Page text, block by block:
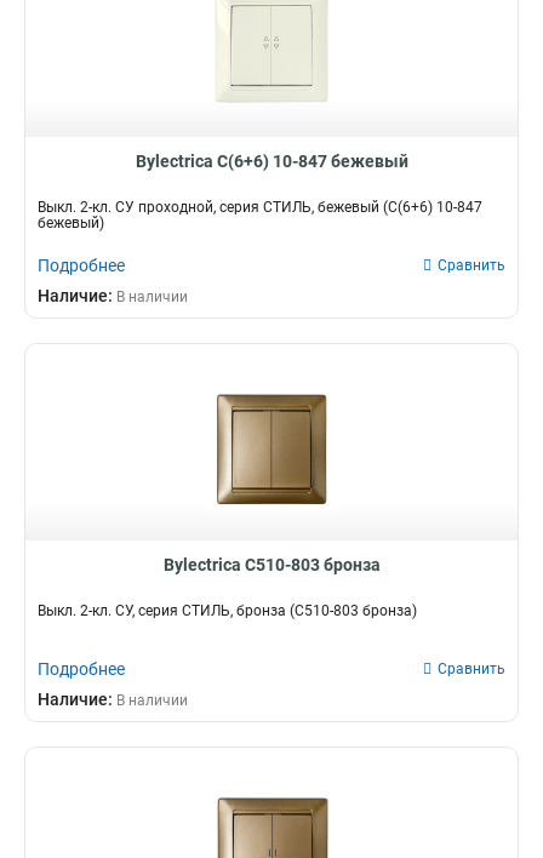
Bylectrica С(6+6) 10-847 бежевый
Выкл. 2-кл. СУ проходной, серия СТИЛЬ, бежевый (С(6+6) 10-847
бежевый)
Подробнее Сравнить
Наличие: В наличии
Bylectrica С510-803 бронза
Выкл. 2-кл. СУ, серия СТИЛЬ, бронза (С510-803 бронза)
Подробнее Сравнить
Наличие: В наличии